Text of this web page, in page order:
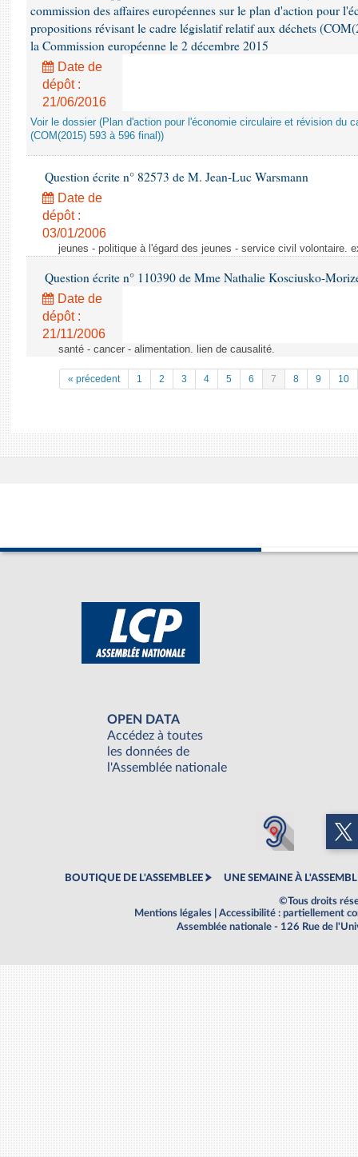
commission des affaires européennes sur le plan d'action pour
propositions révisant le cadre législatif relatif aux déchets
la Commission européenne le 2 décembre 2015
Date de
dépôt :
21/06/2016
Voir le dossier (Plan d'action pour l'économie circulaire et révision du
(COM(2015) 593 à 596 final))
Question écrite n° 82573 de M. Jean-Luc Warsmann
Date de
dépôt :
03/01/2006
jeunes - politique à l'égard des jeunes - service civil volontaire.
Question écrite n° 110390 de Mme Nathalie Kosciusko-
Date de
dépôt :
21/11/2006
santé - cancer - alimentation. lien de causalité.
« précedent 1 2 3 4 5 6 7 8 9 10
OPEN DATA
Accédez à toutes
les données de
l'Assemblée nationale
BOUTIQUE DE L'ASSEMBLEE UNE SEMAINE À
©Tous droits
Mentions légales
Accessibilité : partiellement
Assemblée nationale - 126 Rue de